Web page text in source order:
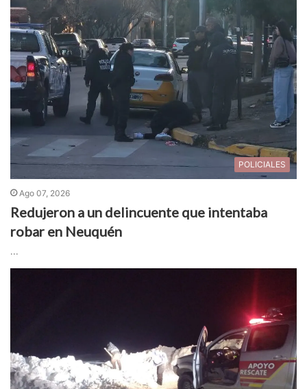
POLICIALES
Ago 07, 2026
Redujeron a un delincuente que intentaba
robar en Neuquén
...